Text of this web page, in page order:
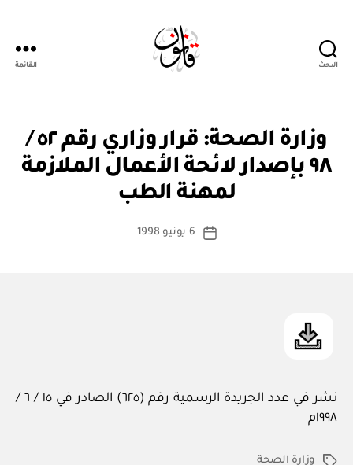
البحث القائمة
التصنيفات
وزارة الصحة: قرار وزاري رقم ٥٢ /
٩٨ بإصدار لائحة الأعمال الملازمة
لمهنة الطب
كاتب
بو
ا
س
ة
تاريخ
6 يونيو 1998
نشر في عدد الجريدة الرسمية رقم (٦٢٥) الصادر في ١٥ / ٦ /
١٩٩٨م
الوسوموزارة الصحة